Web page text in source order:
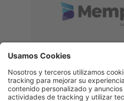
Memphis
Eduardo